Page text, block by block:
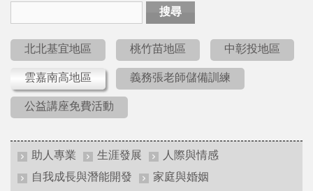
搜尋
北北基宜地區 桃竹苗地區 中彰投地區
雲嘉南高地區 義務張老師儲備訓練
公益講座免費活動
助人專業 生涯發展
人際與情感
自我成長與潛能開發
家庭與婚姻